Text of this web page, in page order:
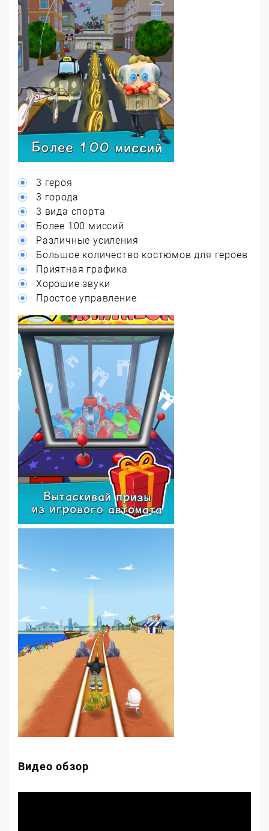
3 героя
3 города
3 вида спорта
Более 100 миссий
Различные усиления
Большое количество костюмов для героев
Приятная графика
Хорошие звуки
Простое управление
Видео обзор